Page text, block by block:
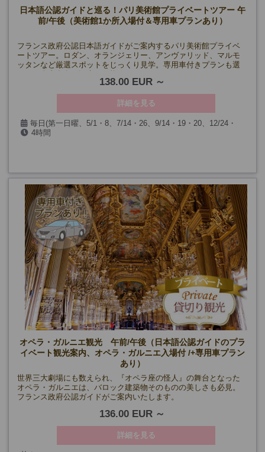
日本語公認ガイドと巡る！パリ美術館プライベートツアー 午
前/午後（美術館1か所入場付＆専用車プランあり）
フランス政府公認日本語ガイドがご案内するパリ美術館プライベ
ートツアー。ロダン、オランジェリー、アンヴァリッド、マルモ
ッタンなど厳選スポットをじっくり見学。専用車付きプランも選
138.00 EUR
詳細を見る
毎日(第一日曜、5/1・8、7/14・26、9/14・19・20、12/24・
25・31、1/1を除く)
【凱旋門】特別行事閉館日、11/10・11も除く
4時間
オペラ・ガルニエ観光 午前/午後（日本語公認ガイドのプラ
イベート観光案内、オペラ・ガルニエ入場付 /+専用車プラン
あり）
世界三大劇場にも数えられ、『オペラ座の怪人』の舞台となった
オペラ・ガルニエは、バロック建築物そのものの美しさも必見。
フランス政府公認ガイドがご案内いたします。
136.00 EUR
詳細を見る